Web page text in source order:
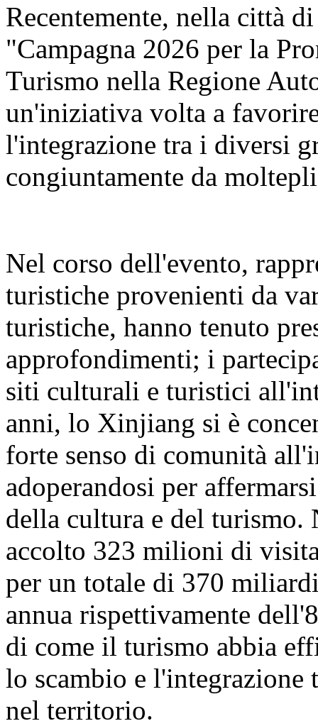
Recentemente, nella città
"Campagna 2026 per la
Turismo nella Regione
un'iniziativa volta a
l'integrazione tra i diversi
congiuntamente da
Nel corso dell'evento,
turistiche provenienti da
turistiche, hanno tenuto
approfondimenti; i
siti culturali e turistici
anni, lo Xinjiang si è
forte senso di comunità
adoperandosi per
della cultura e del turismo.
accolto 323 milioni di
per un totale di 370
annua rispettivamente
di come il turismo abbia
lo scambio e
nel territorio.